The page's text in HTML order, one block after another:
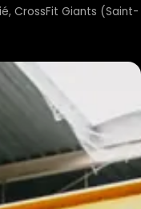
CrossFit Giants (Saint-